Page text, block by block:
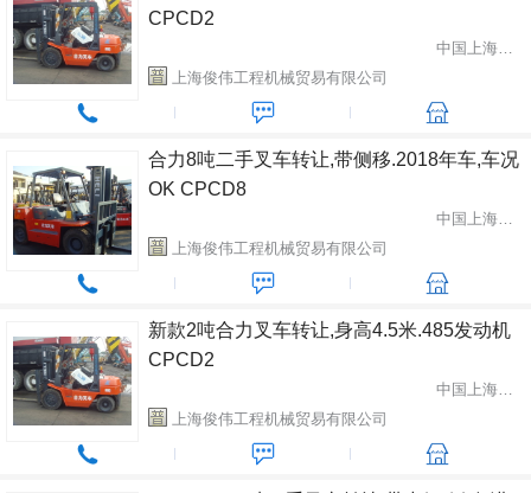
CPCD2
中国上海市闵行区
上海俊伟工程机械贸易有限公司
合力8吨二手叉车转让,带侧移.2018年车,车况
OK CPCD8
中国上海市闵行区
上海俊伟工程机械贸易有限公司
新款2吨合力叉车转让,身高4.5米.485发动机
CPCD2
中国上海市闵行区
上海俊伟工程机械贸易有限公司